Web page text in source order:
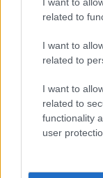
related to
I want to
related to
I want to
related to
functionality
user
Sigue